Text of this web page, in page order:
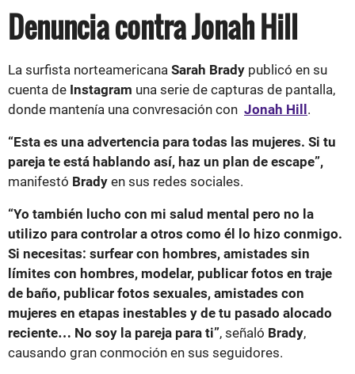
Denuncia contra Jonah Hill
La surfista norteamericana Sarah Brady publicó en su
cuenta de Instagram una serie de capturas de pantalla,
donde mantenía una convresación con Jonah Hill.
“Esta es una advertencia para todas las mujeres. Si tu
pareja te está hablando así, haz un plan de escape”,
manifestó Brady en sus redes sociales.
“Yo también lucho con mi salud mental pero no la
utilizo para controlar a otros como él lo hizo conmigo.
Si necesitas: surfear con hombres, amistades sin
límites con hombres, modelar, publicar fotos en traje
de baño, publicar fotos sexuales, amistades con
mujeres en etapas inestables y de tu pasado alocado
reciente… No soy la pareja para ti”, señaló Brady,
causando gran conmoción en sus seguidores.